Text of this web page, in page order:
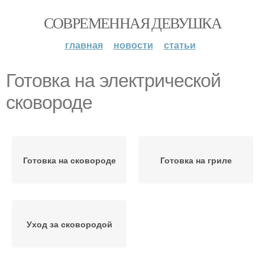
СОВРЕМЕННАЯ ДЕВУШКА
главная новости статьи
Готовка на электрической
сковороде
Готовка на сковороде Готовка на гриле
Уход за сковородой